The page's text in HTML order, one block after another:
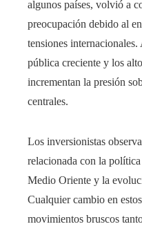
algunos países, volvió a
preocupación debido al
tensiones
pública creciente y los
incrementan la presión
centrales.
Los inversionistas
relacionada con la
Medio Oriente y la
Cualquier cambio en
movimientos bruscos